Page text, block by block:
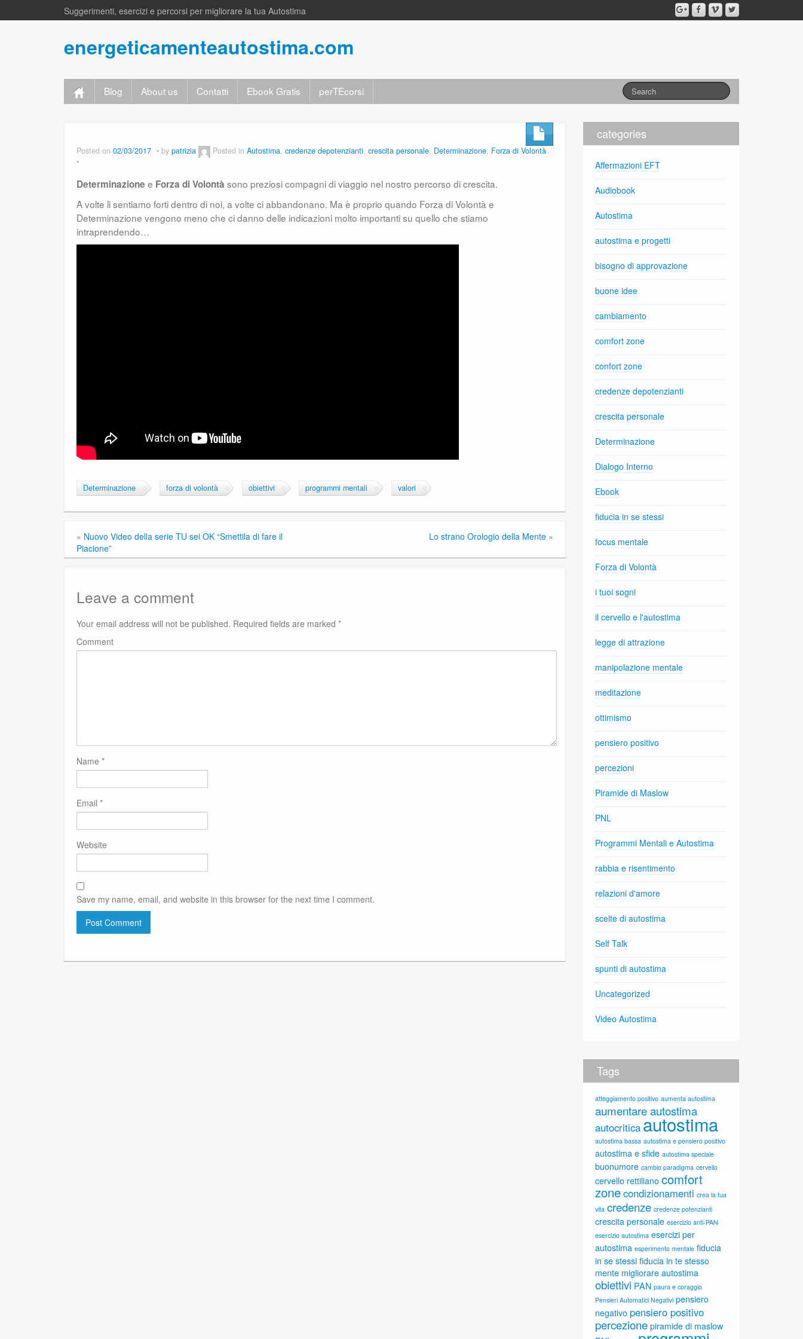
Suggerimenti, esercizi e percorsi per migliorare la tua Autostima
energeticamenteautostima.com
Blog About us Contatti Ebook Gratis perTEcorsi
Posted on 02/03/2017 by patrizia Posted in Autostima, credenze depotenzianti, crescita personale, Determinazione, Forza di Volontà
Determinazione e Forza di Volontà sono preziosi compagni di viaggio nel nostro percorso di crescita.
A volte li sentiamo forti dentro di noi, a volte ci abbandonano. Ma è proprio quando Forza di Volontà e
Determinazione vengono meno che ci danno delle indicazioni molto importanti su quello che stiamo
intraprendendo…
Determinazione forza di volontà obiettivi programmi mentali valori
« Nuovo Video della serie TU sei OK “Smettila di fare il
Piacione”
Lo strano Orologio della Mente »
Leave a comment
Your email address will not be published. Required fields are marked *
Comment
Name *
Email *
Website
Save my name, email, and website in this browser for the next time I comment.
categories
Affermazioni EFT
Audiobook
Autostima
autostima e progetti
bisogno di approvazione
buone idee
cambiamento
comfort zone
confort zone
credenze depotenzianti
crescita personale
Determinazione
Dialogo Interno
Ebook
fiducia in se stessi
focus mentale
Forza di Volontà
i tuoi sogni
il cervello e l'autostima
legge di attrazione
manipolazione mentale
meditazione
ottimismo
pensiero positivo
percezioni
Piramide di Maslow
PNL
Programmi Mentali e Autostima
rabbia e risentimento
relazioni d'amore
scelte di autostima
Self Talk
spunti di autostima
Uncategorized
Video Autostima
Tags
atteggiamento positivo aumenta autostima
aumentare autostima
autocriticaautostima
autostima bassa autostima e pensiero positivo
autostima e sfide autostima speciale
buonumore cambio paradigma cervello
cervello rettiliano comfort
zonecondizionamenti crea la tua
vita credenze credenze potenzianti
crescita personale esercizio anti-PAN
esercizio autostima esercizi per
autostima esperimento mentale fiducia
in se stessi fiducia in te stesso
mente migliorare autostima
obiettivi PAN paura e coraggio
Pensieri Automatici Negativi pensiero
negativo pensiero positivo
percezione piramide di maslow